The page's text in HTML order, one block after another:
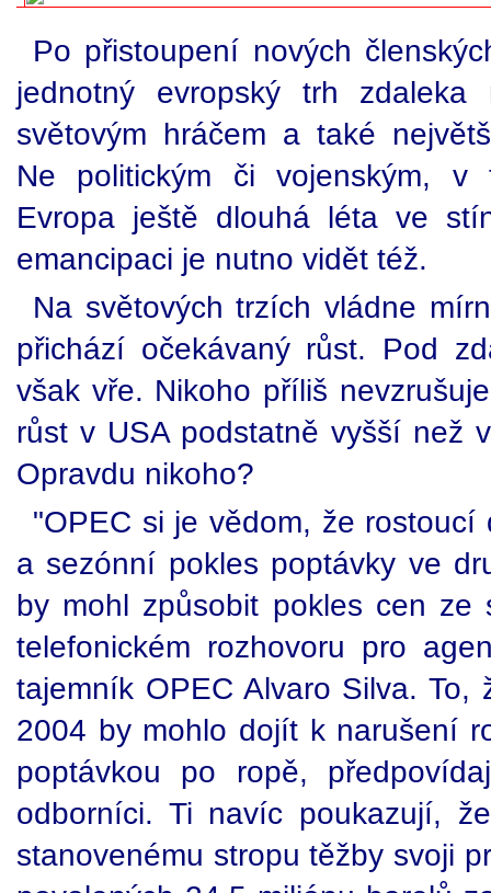
Po přistoupení nových
jednotný evropský trh zdaleka
světovým hráčem a také
Ne politickým či vojenským, v
Evropa ještě dlouhá léta ve
emancipaci je nutno vidět též.
Na světových trzích vládne
přichází očekávaný růst. Pod
však vře. Nikoho příliš
růst v USA podstatně vyšší než
Opravdu nikoho?
"OPEC si je vědom, že
a sezónní pokles poptávky ve
by mohl způsobit pokles cen ze
telefonickém rozhovoru pro
tajemník OPEC Alvaro Silva.
2004 by mohlo dojít k narušení
poptávkou po ropě,
odborníci. Ti navíc poukazují,
stanovenému stropu těžby svoji